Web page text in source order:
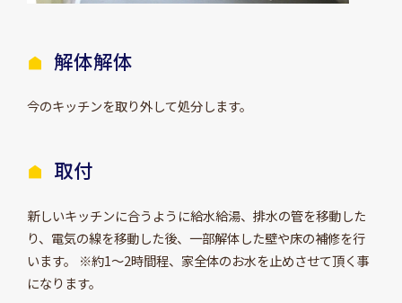
解体解体
今のキッチンを取り外して処分します。
取付
新しいキッチンに合うように給水給湯、排水の管を移動した
り、電気の線を移動した後、一部解体した壁や床の補修を行
います。 ※約1～2時間程、家全体のお水を止めさせて頂く事
になります。